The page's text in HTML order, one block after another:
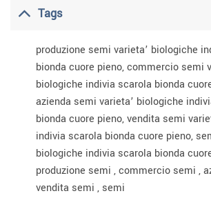
Tags
produzione semi varieta’ biologiche
bionda cuore pieno, commercio semi
biologiche indivia scarola bionda
azienda semi varieta’ biologiche
bionda cuore pieno, vendita semi
indivia scarola bionda cuore pieno,
biologiche indivia scarola bionda
produzione semi , commercio semi ,
vendita semi , semi